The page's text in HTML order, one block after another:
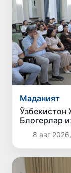
Маданият
Блогерлар
8 авг